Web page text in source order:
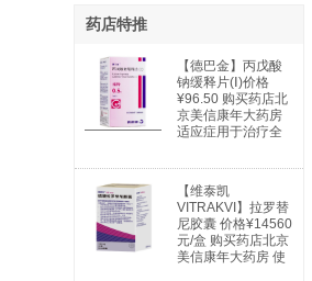
药店特推
【德巴金】丙戊酸
钠缓释片(Ⅰ)价格
¥96.50 购买药店北
京美信康年大药房
适应症用于治疗全
以及特殊类型的综
合症。全身性癫痫
适用于：失神发
作、肌阵挛发作、
强直阵挛发作、失
张力发作及混合型
发作。部分性癫痫
【维泰凯
VITRAKVI】拉罗替
尼胶囊 价格¥14560
元/盒 购买药店北京
美信康年大药房 使